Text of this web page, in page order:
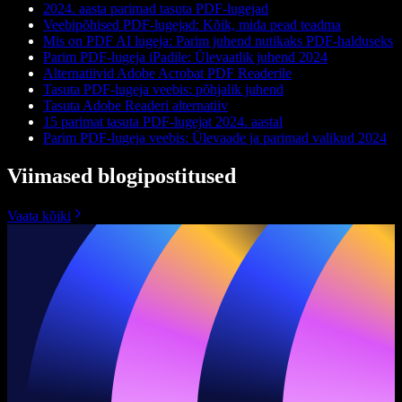
2024. aasta parimad tasuta PDF-lugejad
Veebipõhised PDF-lugejad: Kõik, mida pead teadma
Mis on PDF AI lugeja: Parim juhend nutikaks PDF‑halduseks
Parim PDF-lugeja iPadile: Ülevaatlik juhend 2024
Alternatiivid Adobe Acrobat PDF Readerile
Tasuta PDF-lugeja veebis: põhjalik juhend
Tasuta Adobe Readeri alternatiiv
15 parimat tasuta PDF-lugejat 2024. aastal
Parim PDF-lugeja veebis: Ülevaade ja parimad valikud 2024
Viimased blogipostitused
Vaata kõiki